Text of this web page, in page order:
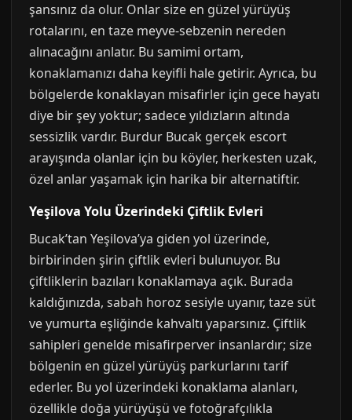
şansınız da olur. Onlar size en güzel yürüyüş
rotalarını, en taze meyve-sebzenin nereden
alınacağını anlatır. Bu samimi ortam,
konaklamanızı daha keyifli hale getirir. Ayrıca, bu
bölgelerde konaklayan misafirler için gece hayatı
diye bir şey yoktur; sadece yıldızların altında
sessizlik vardır. Burdur Bucak gerçek escort
arayışında olanlar için bu köyler, herkesten uzak,
özel anlar yaşamak için harika bir alternatiftir.
Yeşilova Yolu Üzerindeki Çiftlik Evleri
Bucak’tan Yeşilova’ya giden yol üzerinde,
birbirinden şirin çiftlik evleri bulunuyor. Bu
çiftliklerin bazıları konaklamaya açık. Burada
kaldığınızda, sabah horoz sesiyle uyanır, taze süt
ve yumurta eşliğinde kahvaltı yaparsınız. Çiftlik
sahipleri genelde misafirperver insanlardır; size
bölgenin en güzel yürüyüş parkurlarını tarif
ederler. Bu yol üzerindeki konaklama alanları,
özellikle doğa yürüyüşü ve fotoğrafçılıkla